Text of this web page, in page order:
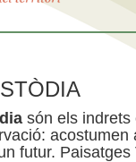
són els indrets
futur.